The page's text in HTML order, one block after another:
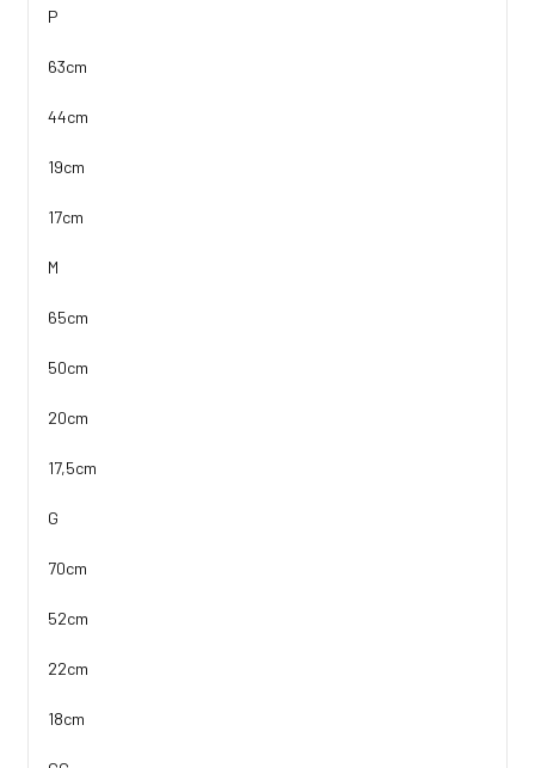
P
63cm
44cm
19cm
17cm
M
65cm
50cm
20cm
17,5cm
G
70cm
52cm
22cm
18cm